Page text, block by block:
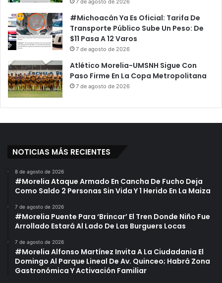
7 de agosto de 2026
#Michoacán Ya Es Oficial: Tarifa De
Transporte Público Sube Un Peso: De
$11 Pasa A 12 Varos
7 de agosto de 2026
Atlético Morelia-UMSNH Sigue Con
Paso Firme En La Copa Metropolitana
7 de agosto de 2026
NOTICIAS MÁS RECIENTES
8 de agosto de 2026
#Morelia Ataque Armado En Cancha De Fucho Deja
Como Saldo 2 Personas Sin Vida Y 1 Herido En La Maiza
7 de agosto de 2026
#Morelia Puente Para ‘Brincar’ El Tren Donde Niño Fue
Arrollado Estará Al Lado De Las Burguers Locas
7 de agosto de 2026
#Morelia Alfonso Martínez Invita A La Ciudadania El
Domingo Al Parque Lineal De Av. Quinceo; Habrá Zona
Gastronómica Y Activación Familiar